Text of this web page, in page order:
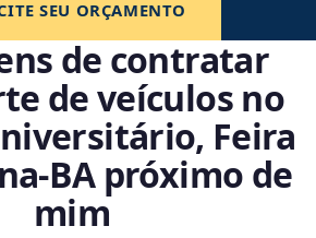
SEU ORÇAMENTO
de contratar
de veículos no
Feira
próximo de
mim